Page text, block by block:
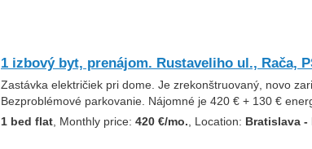
1 izbový byt, prenájom. Rustaveliho ul., Rača,
Zastávka električiek pri dome. Je zrekonštruovaný, novo
Bezproblémové parkovanie. Nájomné je 420 € + 130 €
1 bed flat , Monthly price: 420 €/mo. , Location: Bratislava -